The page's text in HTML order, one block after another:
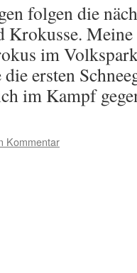
folgen die
Krokusse.
im
ersten
im Kampf
Kommentar